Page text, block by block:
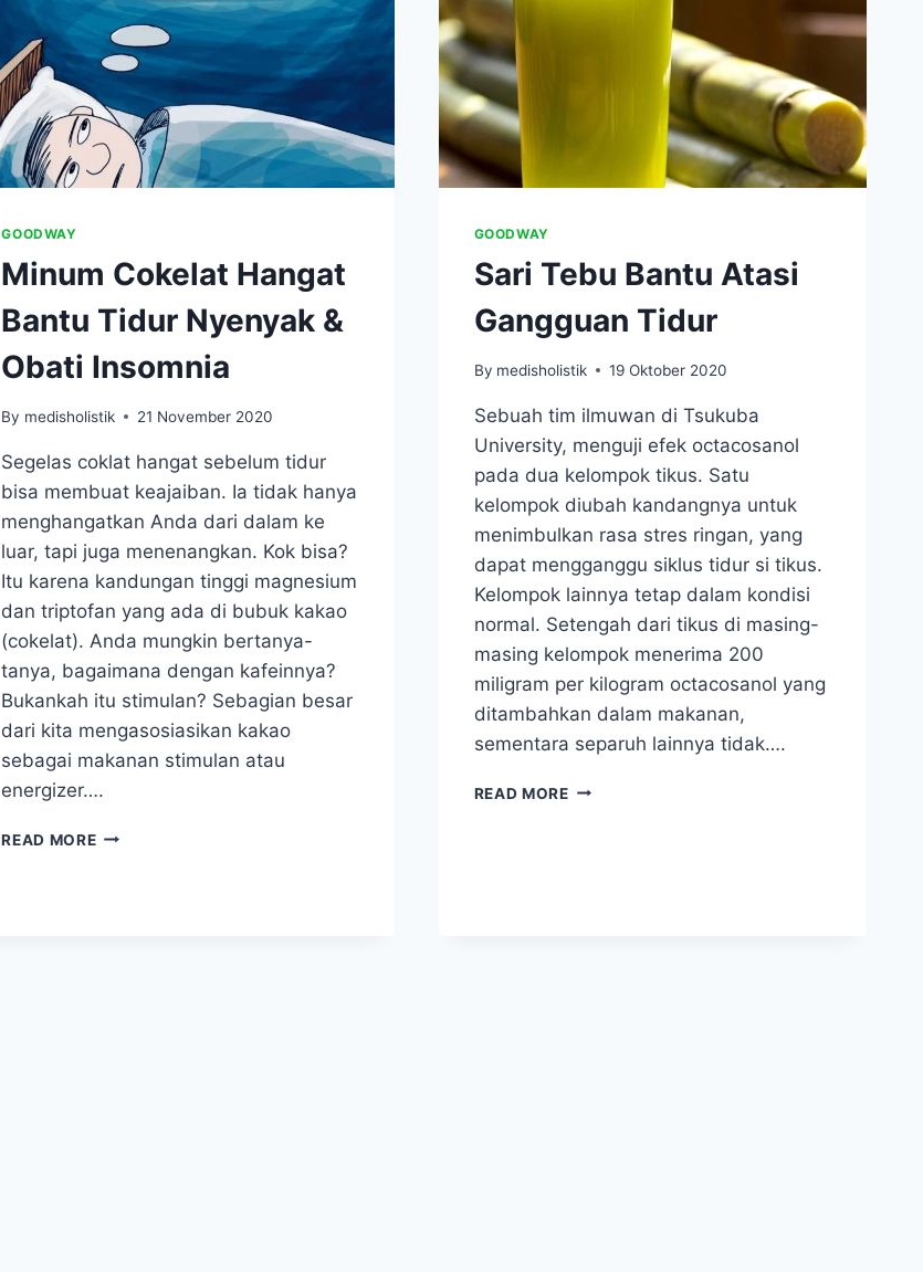
GOODWAY
Minum Cokelat Hangat
Bantu Tidur Nyenyak &
Obati Insomnia
By medisholistik 21 November 2020
Segelas coklat hangat sebelum tidur
bisa membuat keajaiban. Ia tidak hanya
menghangatkan Anda dari dalam ke
luar, tapi juga menenangkan. Kok bisa?
Itu karena kandungan tinggi magnesium
dan triptofan yang ada di bubuk kakao
(cokelat). Anda mungkin bertanya-
tanya, bagaimana dengan kafeinnya?
Bukankah itu stimulan? Sebagian besar
dari kita mengasosiasikan kakao
sebagai makanan stimulan atau
energizer….
READ MOREMINUM
GOODWAY
Sari Tebu Bantu Atasi
Gangguan Tidur
By medisholistik 19 Oktober 2020
Sebuah tim ilmuwan di Tsukuba
University, menguji efek octacosanol
pada dua kelompok tikus. Satu
kelompok diubah kandangnya untuk
menimbulkan rasa stres ringan, yang
dapat mengganggu siklus tidur si tikus.
Kelompok lainnya tetap dalam kondisi
normal. Setengah dari tikus di masing-
masing kelompok menerima 200
miligram per kilogram octacosanol yang
ditambahkan dalam makanan,
sementara separuh lainnya tidak….
READ MORESARI